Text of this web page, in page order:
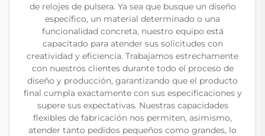
de relojes de pulsera. Ya sea que busque un diseño
específico, un material determinado o una
funcionalidad concreta, nuestro equipo está
capacitado para atender sus solicitudes con
creatividad y eficiencia. Trabajamos estrechamente
con nuestros clientes durante todo el proceso de
diseño y producción, garantizando que el producto
final cumpla exactamente con sus especificaciones y
supere sus expectativas. Nuestras capacidades
flexibles de fabricación nos permiten, asimismo,
atender tanto pedidos pequeños como grandes, lo